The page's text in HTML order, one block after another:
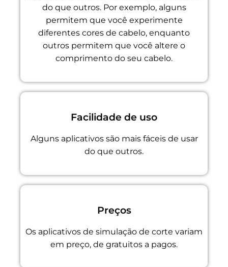
do que outros. Por exemplo, alguns
permitem que você experimente
diferentes cores de cabelo, enquanto
outros permitem que você altere o
comprimento do seu cabelo.
Facilidade de uso
Alguns aplicativos são mais fáceis de usar
do que outros.
Preços
Os aplicativos de simulação de corte variam
em preço, de gratuitos a pagos.